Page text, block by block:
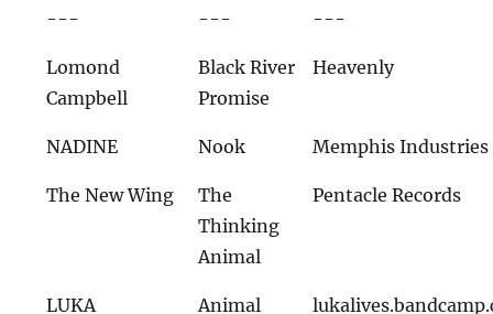
--- --- ---
Lomond
Campbell
Black River
Promise
Heavenly
NADINE Nook Memphis Industries
The New Wing
The
Thinking
Animal
Pentacle Records
LUKA Animal